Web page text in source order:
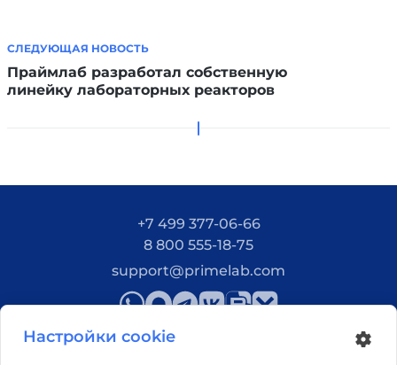
СЛЕДУЮЩАЯ НОВОСТЬ
Праймлаб разработал собственную
линейку лабораторных реакторов
+7 499 377-06-66
8 800 555-18-75
support@primelab.com
Настройки cookie